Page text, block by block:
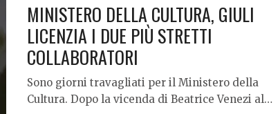
MINISTERO DELLA CULTURA, GIULI
LICENZIA I DUE PIÙ STRETTI
COLLABORATORI
Sono giorni travagliati per il Ministero della
Cultura. Dopo la vicenda di Beatrice Venezi al…